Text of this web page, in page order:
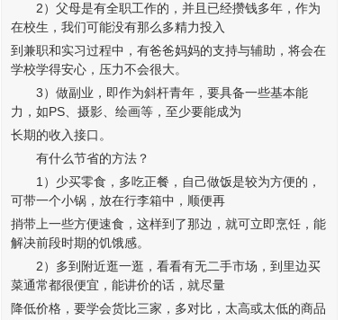
2）父母是有全职工作的，并且已经攒钱多年，作为
在校生，我们可能没有那么多精力投入
到兼职和实习过程中，有爸爸妈妈的支持与辅助，将会在
学校学得安心，压力不会很大。
3）做副业，即作为斜杆青年，要具备一些基本能
力，如PS、摄影、绘画等，至少要能成为
长期的收入接口。
有什么节省的方法？
1）少买零食，多吃正餐，自己做饭是较为方便的，
可带一个小锅，放在行李箱中，顺便再
捎带上一些方便速食，这样到了那边，就可立即烹饪，能
解决前段时期的饥饿感。
2）多到附近逛一逛，看看有无二手市场，到里边买
菜通常都很便宜，能讲价的话，就尽量
降低价格，要学会货比三家，多对比，太高或太低的商品